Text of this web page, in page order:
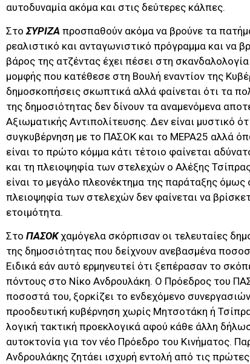
αυτοδυναμία ακόμα και στις δεύτερες κάλπες.
Στο ΣΥΡΙΖΑ προσπαθούν ακόμα να βρούνε τα
ρεαλιστικό και ανταγωνιστικό πρόγραμμα και να
βάρος της ατζέντας έχει πέσει στη
μομφής που κατέθεσε στη Βουλή εναντίον της
δημοσκοπήσεις σκωπτικά αλλά φαίνεται ότι τα
της δημοσιότητας δεν δίνουν τα αναμενόμενα
Αξιωματικής Αντιπολίτευσης. Δεν είναι μυστικό
συγκυβέρνηση με το ΠΑΣΟΚ και το ΜΕΡΑ25 αλλά
είναι το πρώτο κόμμα κάτι τέτοιο φαίνεται
και τη πλειοψηφία των στελεχών ο Αλέξης
είναι το μεγάλο πλεονέκτημα της παράταξης
πλειοψηφία των στελεχών δεν φαίνεται να
ετοιμότητα.
Στο ΠΑΣΟΚχαμόγελα σκόρπισαν οι τελευταίες
της δημοσιότητας που δείχνουν ανεβασμένα
Ειδικά εάν αυτό ερμηνευτεί ότι ξεπέρασαν το
πόντους στο Νίκο Ανδρουλάκη. Ο Πρόεδρος του
ποσοστά του, ξορκίζει το ενδεχόμενο
προοδευτική κυβέρνηση χωρίς Μητσοτάκη ή
λογική τακτική προεκλογικά αφού κάθε άλλη
αυτοκτονία για τον νέο Πρόεδρο του Κινήματος.
Ανδρουλάκης ζητάει ισχυρή εντολή από τις